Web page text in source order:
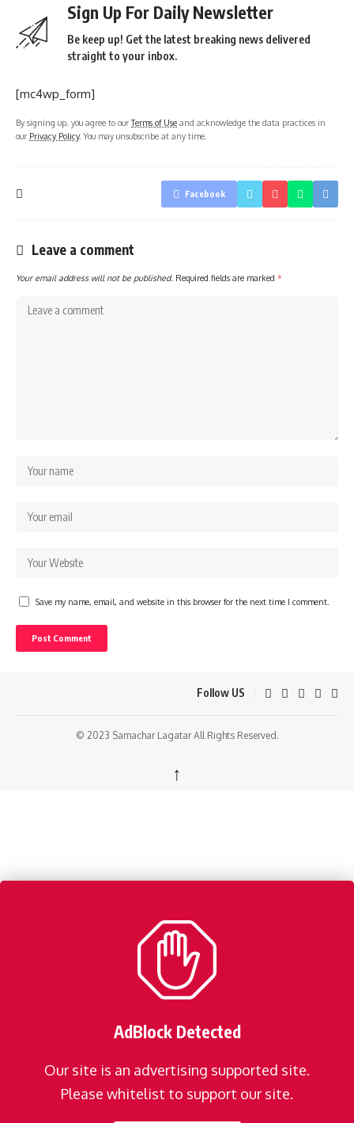
Sign Up For Daily Newsletter
Be keep up! Get the latest breaking news delivered
straight to your inbox.
[mc4wp_form]
By signing up, you agree to ourTerms of Use and acknowledge the data practices in
our Privacy Policy. You may unsubscribe at any time.
Facebook
Leave a comment
Your email address will not be published. Required fields are marked *
Save my name, email, and website in this browser for the next time I comment.
Follow US
© 2023 Samachar Lagatar All Rights Reserved.
↑
AdBlock Detected
Our site is an advertising supported site.
Please whitelist to support our site.